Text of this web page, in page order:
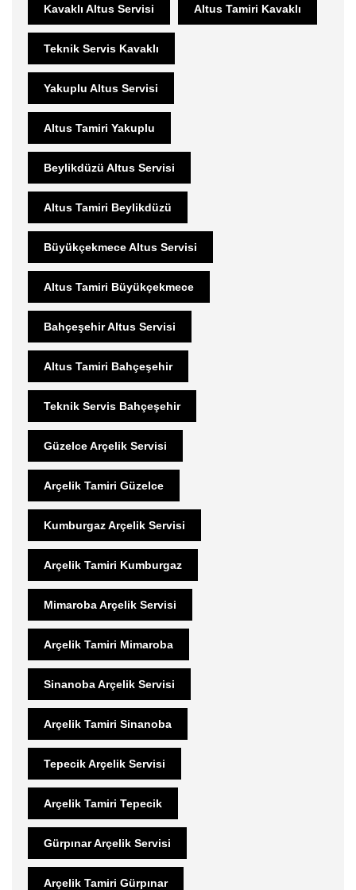
Kavaklı Altus Servisi Altus Tamiri Kavaklı
Teknik Servis Kavaklı
Yakuplu Altus Servisi
Altus Tamiri Yakuplu
Beylikdüzü Altus Servisi
Altus Tamiri Beylikdüzü
Büyükçekmece Altus Servisi
Altus Tamiri Büyükçekmece
Bahçeşehir Altus Servisi
Altus Tamiri Bahçeşehir
Teknik Servis Bahçeşehir
Güzelce Arçelik Servisi
Arçelik Tamiri Güzelce
Kumburgaz Arçelik Servisi
Arçelik Tamiri Kumburgaz
Mimaroba Arçelik Servisi
Arçelik Tamiri Mimaroba
Sinanoba Arçelik Servisi
Arçelik Tamiri Sinanoba
Tepecik Arçelik Servisi
Arçelik Tamiri Tepecik
Gürpınar Arçelik Servisi
Arçelik Tamiri Gürpınar